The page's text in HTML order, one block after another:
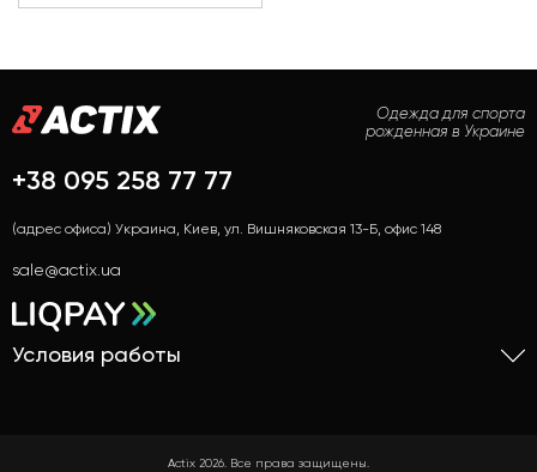
Одежда для спорта
рожденная в Украине
+38 095 258 77 77
(адрес офиса) Украина, Киев, ул. Вишняковская 13-Б, офис 148
sale@actix.ua
Условия работы
Actix 2026. Все права защищены.